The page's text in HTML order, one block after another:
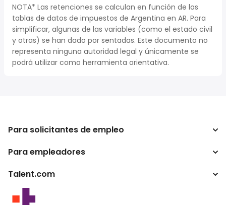
NOTA* Las retenciones se calculan en función de las
tablas de datos de impuestos de Argentina en AR. Para
simplificar, algunas de las variables (como el estado civil
y otras) se han dado por sentadas. Este documento no
representa ninguna autoridad legal y únicamente se
podrá utilizar como herramienta orientativa.
Para solicitantes de empleo
Buscador de trabajo
Conversor de salario
Para empleadores
Empresa
Talent.com
Otros países